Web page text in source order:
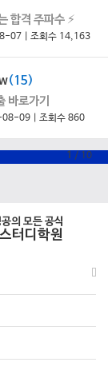
합격 주파수 ⚡
07 | 조회수 14,163
(15)
바로가기
08-09 | 조회수 860
1 / 10
의 모든 공식
터디학원